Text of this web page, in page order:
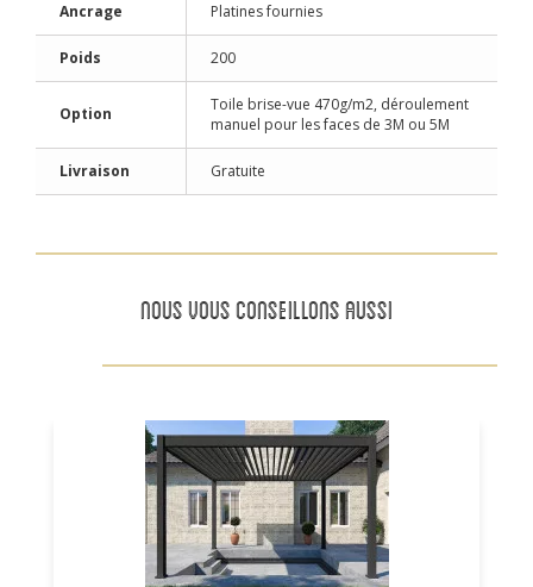
Ancrage Platines fournies
Poids 200
Option
Toile brise-vue 470g/m2, déroulement
manuel pour les faces de 3M ou 5M
Livraison Gratuite
NOUS VOUS CONSEILLONS AUSSI